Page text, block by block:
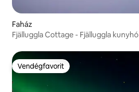
Faház
Fjälluggla Cottage - Fjälluggla kunyhó
Vendégfavorit
Vendégfavorit